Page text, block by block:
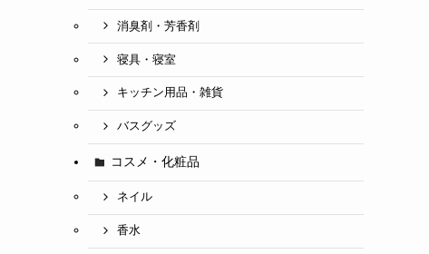
消臭剤・芳香剤
寝具・寝室
キッチン用品・雑貨
バスグッズ
コスメ・化粧品
ネイル
香水